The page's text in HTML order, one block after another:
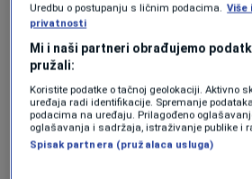
postupanje po zahtjevima
građana i građanki Bosne i
je 13. aprila 2021.
"Iako smo naše zahtjeve
uputile poštom i predale na
ministarstava Vijeća
Uredbu o postupanju s ličnim podacima. Više
privatnosti
Mi i naši partneri obrađujemo
pružali:
Koristite podatke o tačnoj geolokaciji. Aktivno
uređaja radi identifikacije. Spremanje
podacima na uređaju. Prilagođeno
oglašavanja i sadržaja, istraživanje publike i
Spisak partnera (pružalaca usluga)